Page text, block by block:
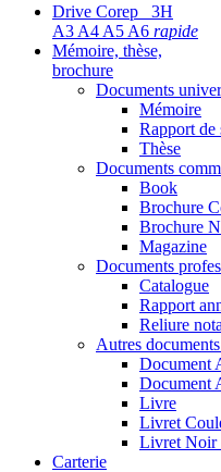
Drive Corep 3H
A3 A4 A5 A6 rapide
Mémoire, thèse,
brochure
Documents
Mémoire
Rapport de
Thèse
Documents
Book
Brochure
Brochure
Magazine
Documents
Catalogue
Rapport
Reliure
Autres
Document
Document
Livre
Livret
Livret Noir
Carterie